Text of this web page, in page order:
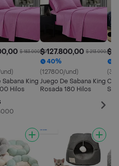
$ 183.000,00
King
Hilos
$ 127.800,00 $ 213.000,00
40%
(127800/und)
Juego De Sabana King
Rosada 180 Hilos
$